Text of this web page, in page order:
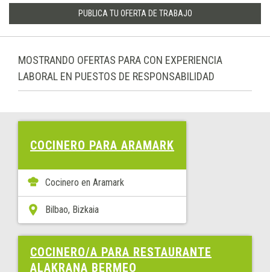
PUBLICA TU OFERTA DE TRABAJO
MOSTRANDO OFERTAS PARA CON EXPERIENCIA
LABORAL EN PUESTOS DE RESPONSABILIDAD
COCINERO PARA ARAMARK
Cocinero en Aramark
Bilbao, Bizkaia
COCINERO/A PARA RESTAURANTE
ALAKRANA BERMEO